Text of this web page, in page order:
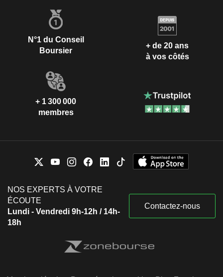
N°1 du Conseil
Boursier
+ de 20 ans
à vos côtés
+ 1 300 000
membres
NOS EXPERTS À VOTRE
ÉCOUTE
Lundi - Vendredi 9h-12h / 14h-
18h
Contactez-nous